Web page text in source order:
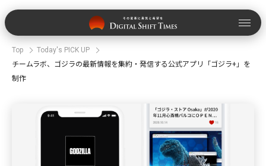
Top
Today's PICK UP
チームラボ、ゴジラの最新情報を集約・発信する公式アプリ「ゴジラ+」を
制作